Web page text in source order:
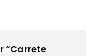
“Carrete